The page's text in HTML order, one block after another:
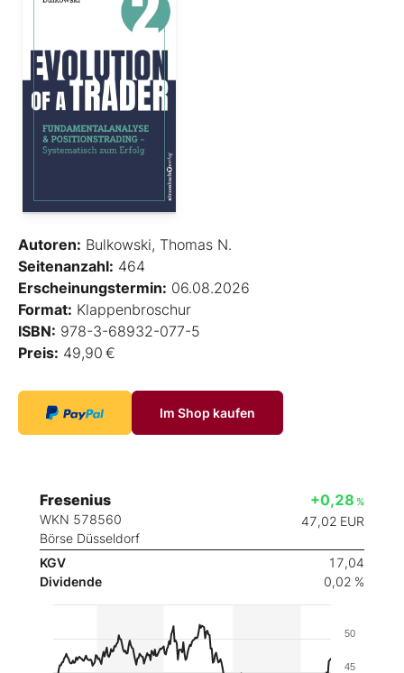
Autoren: Bulkowski, Thomas N.
Seitenanzahl: 464
Erscheinungstermin: 06.08.2026
Format: Klappenbroschur
ISBN: 978-3-68932-077-5
Preis: 49,90 €
Im Shop kaufen
Fresenius
WKN 578560
Börse Düsseldorf
+0,28 %
47,02 EUR
KGV
17,04
Dividende
0,02 %
45
50